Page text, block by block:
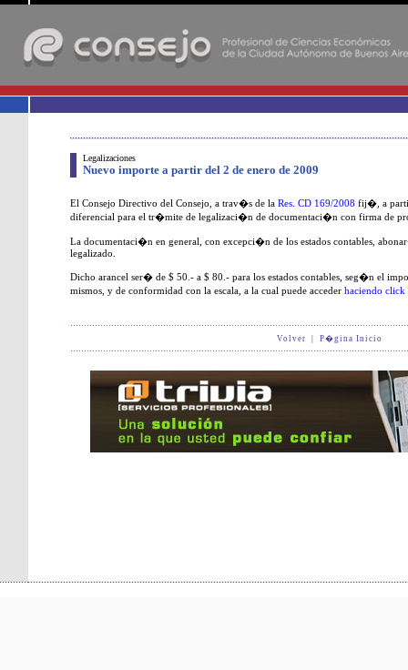
Legalizaciones
Nuevo importe a partir del 2 de enero de 2009
El Consejo Directivo del Consejo, a trav�s de la Res. CD 169/2008 fij�, a
diferencial para el tr�mite de legalizaci�n de documentaci�n con firma de
La documentaci�n en general, con excepci�n de los estados contables,
legalizado.
Dicho arancel ser� de $ 50.- a $ 80.- para los estados contables, seg�n el
mismos, y de conformidad con la escala, a la cual puede acceder haciendo
Volver P�gina Inicio